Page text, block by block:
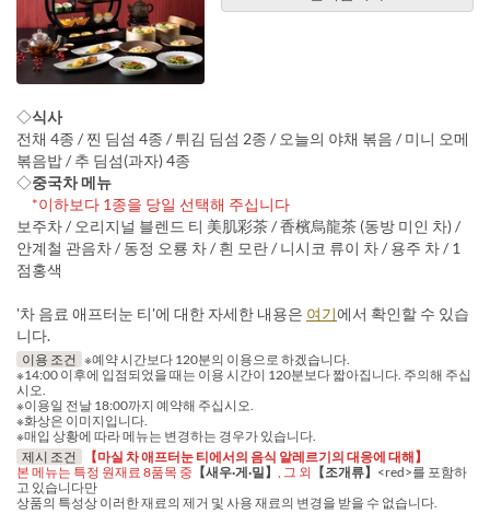
◇식사
전채 4종 / 찐 딤섬 4종 / 튀김 딤섬 2종 / 오늘의 야채 볶음 / 미니 오메
볶음밥 / 추 딤섬(과자) 4종
◇중국차 메뉴
*이하보다 1종을 당일 선택해 주십니다
보주차 / 오리지널 블렌드 티 美肌彩茶 / 香檳烏龍茶 (동방 미인 차) /
안계철 관음차 / 동정 오룡 차 / 흰 모란 / 니시코 류이 차 / 용주 차 / 1
점홍색
'차 음료 애프터눈 티'에 대한 자세한 내용은 여기에서 확인할 수 있습
니다.
이용 조건 ※예약 시간보다 120분의 이용으로 하겠습니다.
※14:00 이후에 입점되었을 때는 이용 시간이 120분보다 짧아집니다. 주의해 주십
시오.
※이용일 전날 18:00까지 예약해 주십시오.
※화상은 이미지입니다.
※매입 상황에 따라 메뉴는 변경하는 경우가 있습니다.
제시 조건
【마실 차 애프터눈 티에서의 음식 알레르기의 대응에 대해】
본 메뉴는 특정 원재료 8품목 중 【새우·게·밀】 , 그 외 【조개류】 <red>를 포함하
고 있습니다만
상품의 특성상 이러한 재료의 제거 및 사용 재료의 변경을 받을 수 없습니다.